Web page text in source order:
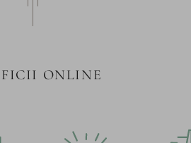
ONLINE